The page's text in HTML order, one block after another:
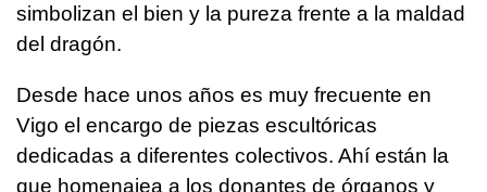
simbolizan el bien y la pureza frente a la maldad
del dragón.
Desde hace unos años es muy frecuente en
Vigo el encargo de piezas escultóricas
dedicadas a diferentes colectivos. Ahí están la
que homenajea a los donantes de órganos y